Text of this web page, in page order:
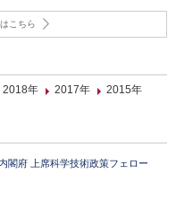
こちら
2018年 2017年 2015年
閣府 上席科学技術政策フェロー